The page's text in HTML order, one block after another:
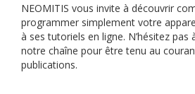
NEOMITIS vous invite à découvrir
programmer simplement votre
à ses tutoriels en ligne. N’hésitez pas
notre chaîne pour être tenu au
publications.